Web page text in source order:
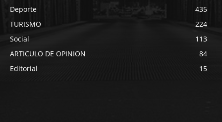
Deporte
435
TURISMO
224
Social
113
ARTICULO DE OPINION
84
Editorial
15